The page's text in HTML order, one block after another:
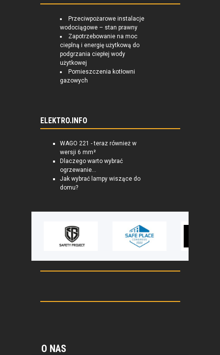
Przeciwpożarowe instalacje
wodociągowe – stan prawny
Zapotrzebowanie na moc
cieplną i energię użytkową do
podgrzania ciepłej wody
użytkowej
Pomieszczenia kotłowni
gazowych
ELEKTRO.INFO
WAGO 221 - teraz również w
wersji 6 mm²
Dlaczego warto wybrać
ogrzewanie...
Jak wybrać lampy wiszące do
domu?
O NAS